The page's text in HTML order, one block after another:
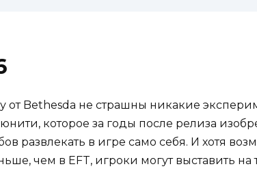
от Bethesda не страшны никакие
которое за годы после релиза
развлекать в игре само себя. И хотя
чем в EFT, игроки могут выставить на